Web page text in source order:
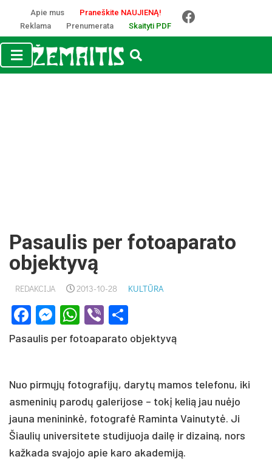
Apie mus
Praneškite NAUJIENĄ!
Reklama
Prenumerata Skaityti PDF
Pasaulis per fotoaparato
objektyvą
REDAKCIJA 2013-10-28 KULTŪRA
Facebook
Messenger
WhatsApp
Viber
Pasaulis per fotoaparato objektyvą
Nuo pirmųjų fotografijų, darytų mamos telefonu, iki
asmeninių parodų galerijose – tokį kelią jau nuėjo
jauna menininkė, fotografė Raminta Vainutytė. Ji
Šiaulių universitete studijuoja dailę ir dizainą, nors
kažkada svajojo apie karo akademiją.